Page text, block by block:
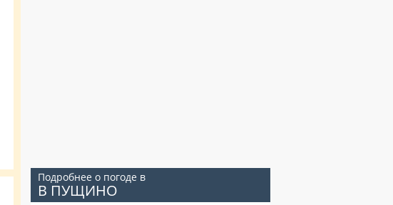
Подробнее о погоде в
В ПУЩИНО